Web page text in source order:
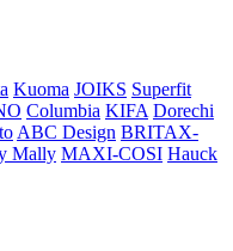
Kuoma JOIKS Superfit
Columbia KIFA Dorechi
ABC Design BRITAX-
Mally MAXI-COSI Hauck